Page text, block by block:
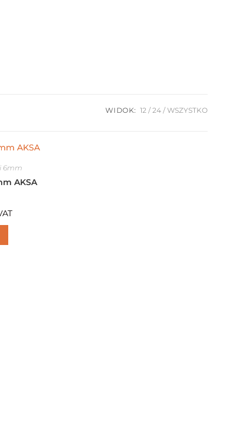
WIDOK: 12 24 WSZYSTKO
6mm
AKSA